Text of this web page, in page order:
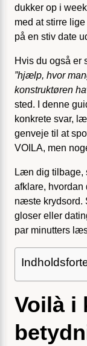
dukker op i
med at stirre
på en stiv date
Hvis du også er
”hjælp, hvor
konstruktøren
sted. I denne
konkrete svar,
genveje til at
VOILA, men
Læn dig tilbage,
afklare, hvordan
næste krydsord.
gloser eller
par minutters
Voilà i